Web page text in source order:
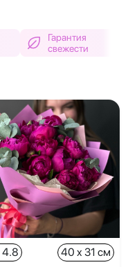
Гарантия
свежести
4.8
40 x 31 см